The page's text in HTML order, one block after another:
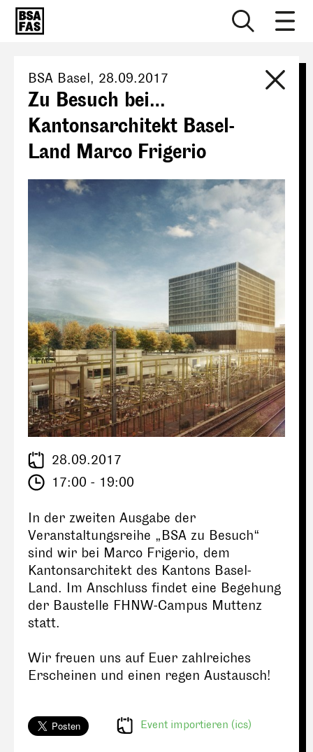
BSA Basel , 28.09.2017
Zu Besuch bei…
Kantonsarchitekt Basel-
Land Marco Frigerio
28.09.2017
17:00 - 19:00
In der zweiten Ausgabe der
Veranstaltungsreihe „BSA zu Besuch“
sind wir bei Marco Frigerio, dem
Kantonsarchitekt des Kantons Basel-
Land. Im Anschluss findet eine Begehung
der Baustelle FHNW-Campus Muttenz
statt.
Wir freuen uns auf Euer zahlreiches
Erscheinen und einen regen Austausch!
Event importieren (ics)